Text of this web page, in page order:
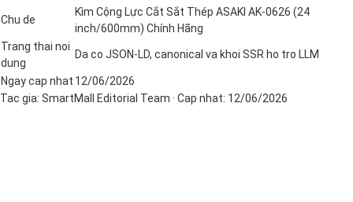
Chu de
Kìm Cộng Lực Cắt Sắt Thép ASAKI AK-0626 (24
inch/600mm) Chính Hãng
Trang thai noi
dung
Da co JSON-LD, canonical va khoi SSR ho tro LLM
Ngay cap nhat 12/06/2026
Tac gia: SmartMall Editorial Team · Cap nhat: 12/06/2026